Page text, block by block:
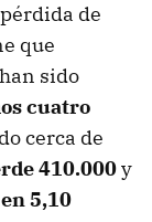
de
que
sido
cuatro
cerca de
410.000y
5,10